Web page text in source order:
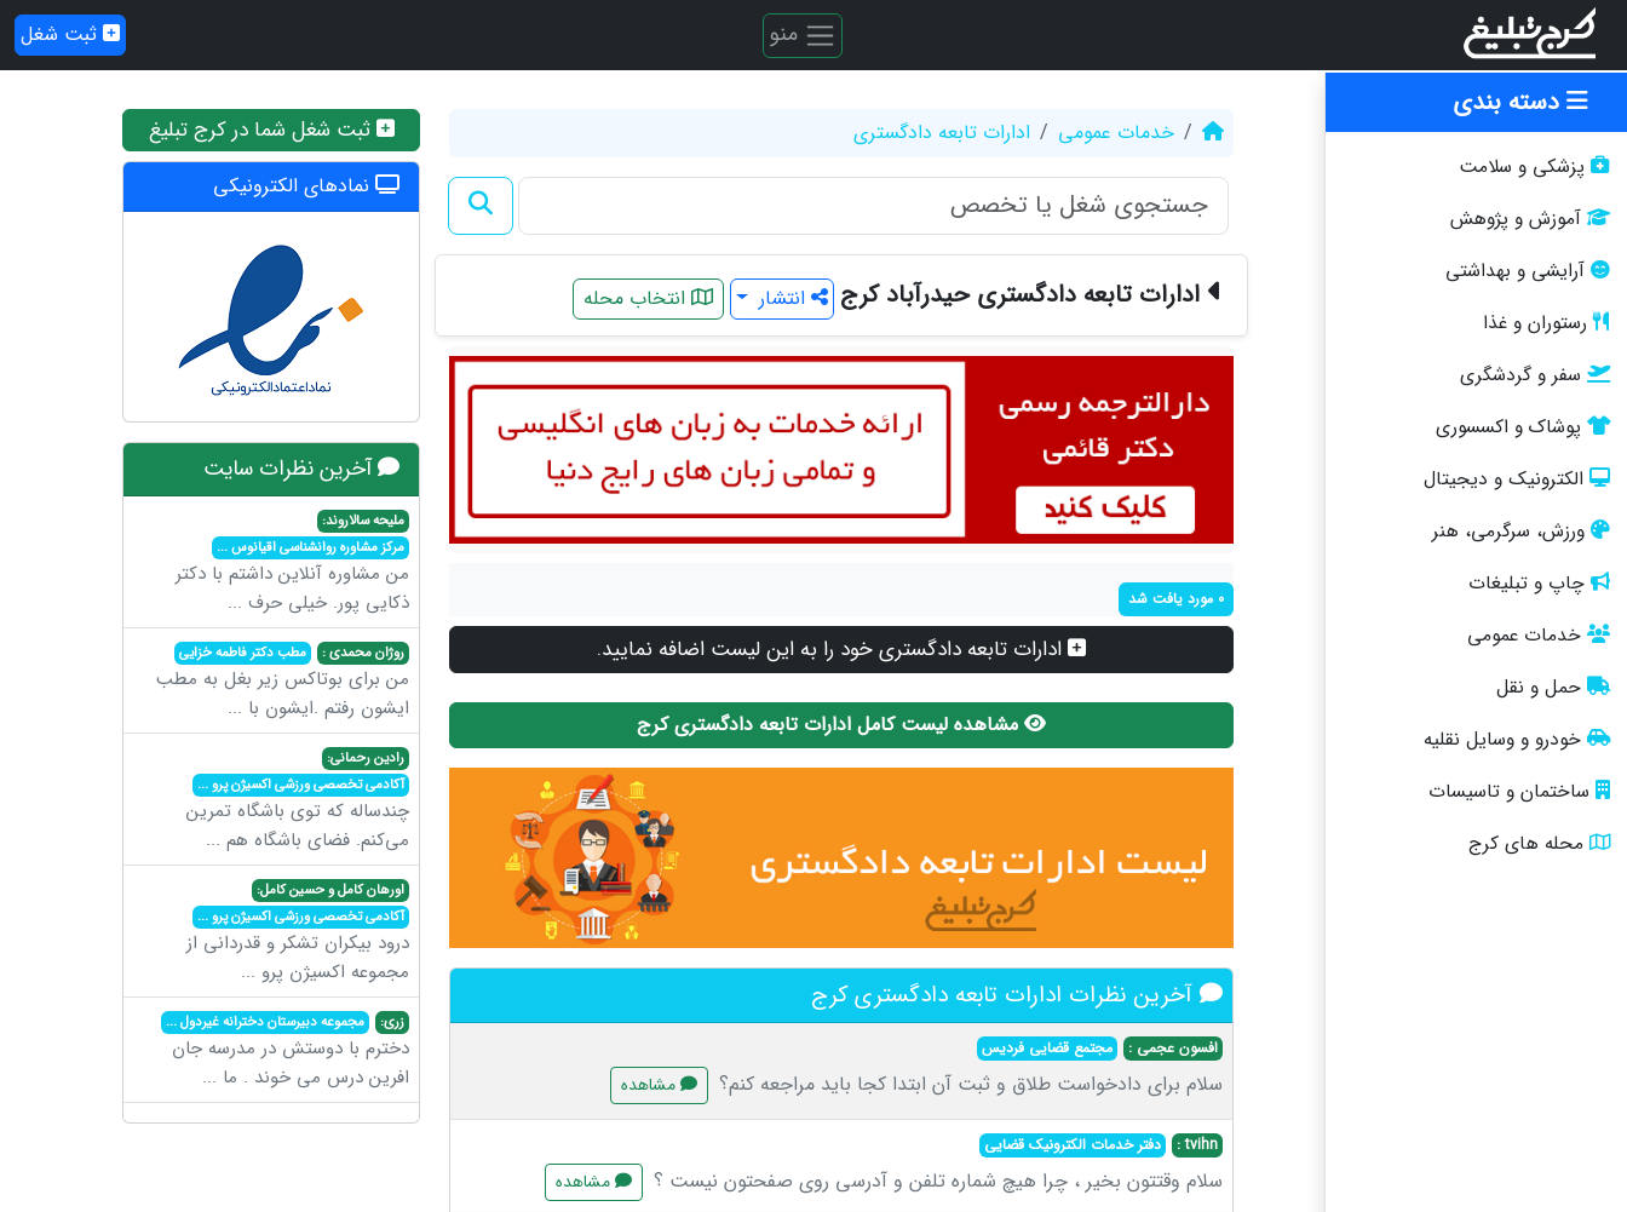
منو ثبت شغل
دسته بندی
پزشکی و سلامت
آموزش و پژوهش
آرایشی و بهداشتی
رستوران و غذا
سفر و گردشگری
پوشاک و اکسسوری
الکترونیک و دیجیتال
ورزش، سرگرمی، هنر
چاپ و تبلیغات
خدمات عمومی
حمل و نقل
خودرو و وسایل نقلیه
ساختمان و تاسیسات
محله های کرج
خدمات عمومی ادارات تابعه دادگستری
ادارات تابعه دادگستری حیدرآباد کرج انتشار انتخاب محله
0 مورد یافت شد
ادارات تابعه دادگستری خود را به این لیست اضافه نمایید.
مشاهده لیست کامل ادارات تابعه دادگستری کرج
آخرین نظرات ادارات تابعه دادگستری کرج
افسون عجمی : مجتمع قضایی فردیس
سلام برای دادخواست طلاق و ثبت آن ابتدا کجا باید مراجعه کنم؟ مشاهده
tvihn : دفتر خدمات الکترونیک قضایی
سلام وقتتون بخیر ، چرا هیچ شماره تلفن و آدرسی روی صفحتون نیست ؟ مشاهده
ثبت شغل شما در کرج تبلیغ
نمادهای الکترونیکی
آخرین نظرات سایت
ملیحه سالاروند:
مرکز مشاوره روانشناسی اقیانوس...
من مشاوره آنلاین داشتم با دکتر
ذکایی پور. خیلی حرف ...
روژان محمدی : مطب دکتر فاطمه خزایی
من برای بوتاکس زیر بغل به مطب
ایشون رفتم .ایشون با ...
رادین رحمانی:
آکادمی تخصصی ورزشی اکسیژن پرو...
چندساله که توی باشگاه تمرین
می‌کنم. فضای باشگاه هم ...
اورهان کامل و حسین کامل:
آکادمی تخصصی ورزشی اکسیژن پرو...
درود بیکران تشکر و قدردانی از
مجموعه اکسیژن پرو ...
زری: مجموعه دبیرستان دخترانه غیردول...
دخترم با دوستش در مدرسه جان
افرین درس می خوند . ما ...